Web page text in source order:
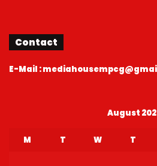
Contact
E-Mail :
August
M T W T